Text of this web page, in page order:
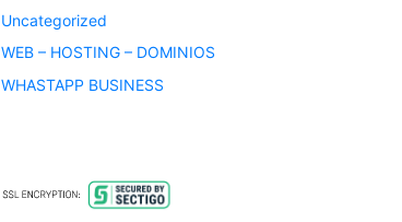
Uncategorized
WEB – HOSTING – DOMINIOS
WHASTAPP BUSINESS